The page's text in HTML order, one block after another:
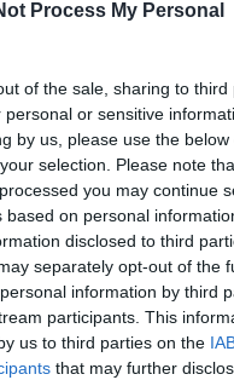
Process My Personal
of the sale, sharing to third
personal or sensitive
by us, please use the below
selection. Please note
you may continue
based on personal
disclosed to third
separately opt-out of the
information by third
participants. This
us to third parties on the
that may further
sobre los Gastos
Fiscal anual que
de ley, se estima
asociados a los
de personal.
referidos a los
de
por el Incremento de
de las
de jardines
el costo anual de este